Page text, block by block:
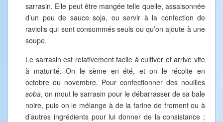
sarrasin. Elle peut être mangée telle quelle, assaisonnée
d’un peu de sauce soja, ou servir à la confection de
raviolis qui sont consommés seuls ou qu’on ajoute à une
soupe.
Le sarrasin est relativement facile à cultiver et arrive vite
à maturité. On le sème en été, et on le récolte en
octobre ou novembre. Pour confectionner des nouilles
soba, on mout le sarrasin pour le débarrasser de sa bale
noire, puis on le mélange à de la farine de froment ou à
d’autres ingrédients pour lui donner de la consistance ;